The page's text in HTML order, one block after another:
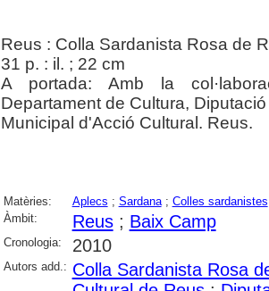
Reus : Colla Sardanista Rosa de
31 p. : il. ; 22 cm
A portada: Amb la
Departament de Cultura,
Municipal d'Acció Cultural. Reus.
Matèries: Aplecs ; Sardana; Colles sardanistes
Àmbit:
Reus; Baix Camp
Cronologia: 2010
Autors add.: Colla Sardanista Rosa